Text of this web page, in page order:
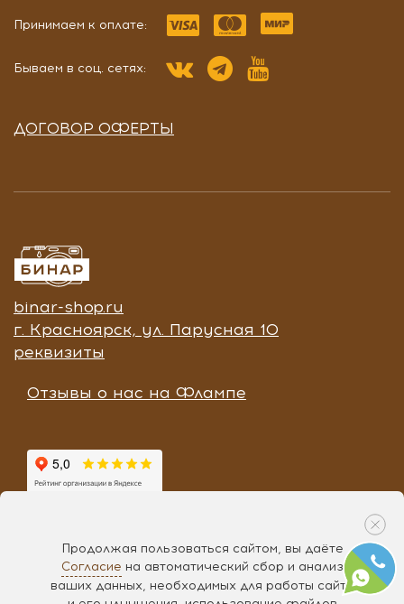
Принимаем к оплате:
Бываем в соц. сетях:
ДОГОВОР ОФЕРТЫ
binar-shop.ru
г. Красноярск, ул. Парусная 10
реквизиты
Отзывы о нас на Флампе
Разработка « Чипса», 2017
Продолжая пользоваться сайтом, вы даёте
Согласие на автоматический сбор и анализ
ваших данных, необходимых для работы сайта